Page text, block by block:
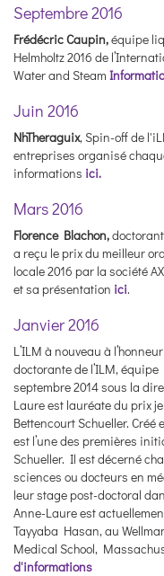
Septembre 2016
Frédécric Caupin,équipe
Helmholtz 2016 de
Water and Steam
Juin 2016
NhTheraguix, Spin-off de
entreprises organisé
informations ici.
Mars 2016
Florence Blachon,
a reçu le prix du meilleur
locale 2016 par la société
et sa présentation ici.
Janvier 2016
L’ILM à nouveau à
doctorante de l’ILM,
septembre 2014 sous la
Laure est lauréate du prix
Bettencourt Schueller.
est l’une des premières
Schueller. Il est décerné
sciences ou docteurs en
leur stage post-doctoral
Anne-Laure est
Tayyaba Hasan, au
Medical School,
d'informations